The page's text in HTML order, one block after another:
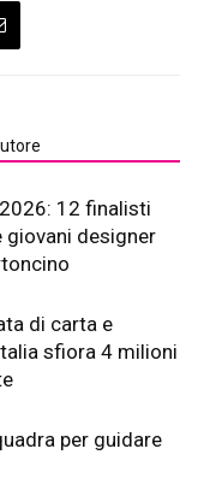
12 finalisti
giovani designer
di carta e
sfiora 4 milioni
per guidare